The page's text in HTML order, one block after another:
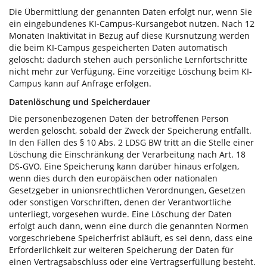
Die Übermittlung der genannten Daten erfolgt nur, wenn Sie
ein eingebundenes KI-Campus-Kursangebot nutzen. Nach 12
Monaten Inaktivität in Bezug auf diese Kursnutzung werden
die beim KI-Campus gespeicherten Daten automatisch
gelöscht; dadurch stehen auch persönliche Lernfortschritte
nicht mehr zur Verfügung. Eine vorzeitige Löschung beim KI-
Campus kann auf Anfrage erfolgen.
Datenlöschung und Speicherdauer
Die personenbezogenen Daten der betroffenen Person
werden gelöscht, sobald der Zweck der Speicherung entfällt.
In den Fällen des § 10 Abs. 2 LDSG BW tritt an die Stelle einer
Löschung die Einschränkung der Verarbeitung nach Art. 18
DS-GVO. Eine Speicherung kann darüber hinaus erfolgen,
wenn dies durch den europäischen oder nationalen
Gesetzgeber in unionsrechtlichen Verordnungen, Gesetzen
oder sonstigen Vorschriften, denen der Verantwortliche
unterliegt, vorgesehen wurde. Eine Löschung der Daten
erfolgt auch dann, wenn eine durch die genannten Normen
vorgeschriebene Speicherfrist abläuft, es sei denn, dass eine
Erforderlichkeit zur weiteren Speicherung der Daten für
einen Vertragsabschluss oder eine Vertragserfüllung besteht.